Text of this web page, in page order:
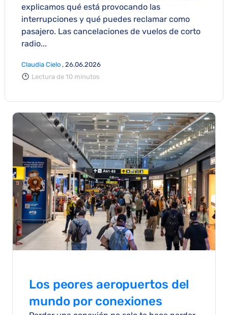
explicamos qué está provocando las
interrupciones y qué puedes reclamar como
pasajero. Las cancelaciones de vuelos de corto
radio...
Claudia Cielo , 26.06.2026
Lectura de 10 minutos
Los peores aeropuertos del
mundo por conexiones